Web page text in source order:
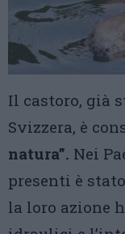
Il castoro, già
Svizzera, è
natura”. Nei
presenti è
la loro azione